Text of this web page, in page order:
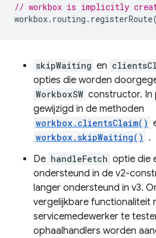
// workbox is implicitly
workbox. routing . registerRoute
skipWaiting en
opties die worden
WorkboxSW constructor. In
gewijzigd in de methoden
workbox.clientsClaim()
workbox.skipWaiting() .
De handleFetch optie die
ondersteund in de v2-
langer ondersteund in v3.
vergelijkbare functionaliteit
servicemedewerker te
ophaalhandlers worden